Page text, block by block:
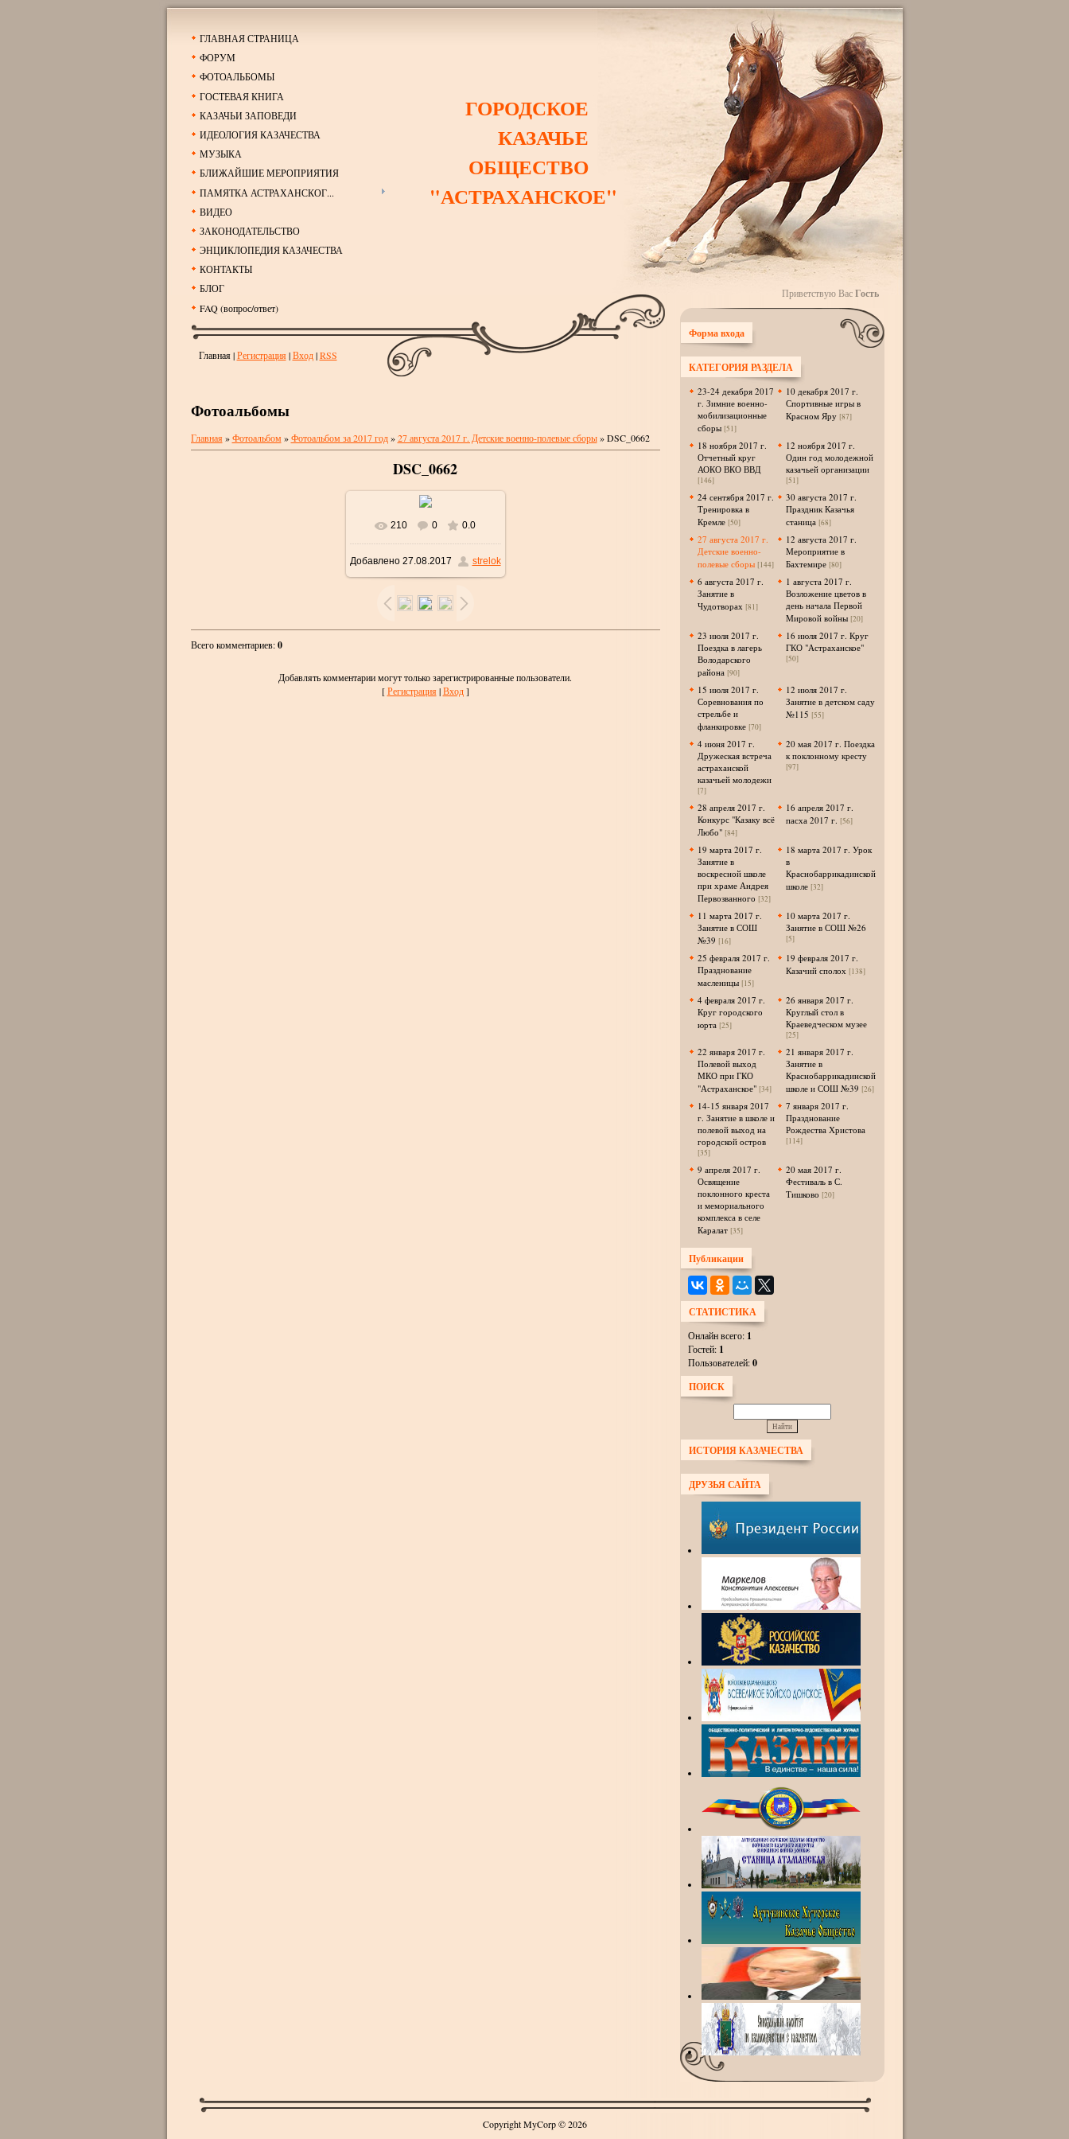
ГЛАВНАЯ СТРАНИЦА
ФОРУМ
ФОТОАЛЬБОМЫ
ГОСТЕВАЯ КНИГА
КАЗАЧЬИ ЗАПОВЕДИ
ИДЕОЛОГИЯ КАЗАЧЕСТВА
МУЗЫКА
БЛИЖАЙШИЕ МЕРОПРИЯТИЯ
ПАМЯТКА АСТРАХАНСКОГ...
ВИДЕО
ЗАКОНОДАТЕЛЬСТВО
ЭНЦИКЛОПЕДИЯ КАЗАЧЕСТВА
КОНТАКТЫ
БЛОГ
FAQ (вопрос/ответ)
ГОРОДСКОЕ
КАЗАЧЬЕ
ОБЩЕСТВО
"АСТРАХАНСКОЕ"
Главная|Регистрация |Вход|RSS
Фотоальбомы
Главная »Фотоальбом»Фотоальбом за 2017 год»27 августа 2017 г. Детские военно-полевые сборы» DSC_0662
DSC_0662
В реальном размере
1024x685/ 504.8Kb
210 0 0.0
Добавлено27.08.2017 strelok
Всего комментариев:0
Добавлять комментарии могут только зарегистрированные пользователи.
[Регистрация |Вход]
Приветствую Вас Гость
Форма входа
КАТЕГОРИЯ РАЗДЕЛА
23-24 декабря 2017
г. Зимние военно-
мобилизационные
сборы [51]
10 декабря 2017 г.
Спортивные игры в
Красном Яру [87]
18 ноября 2017 г.
Отчетный круг
АОКО ВКО ВВД
[146]
12 ноября 2017 г.
Один год молодежной
казачьей организации
[51]
24 сентября 2017 г.
Тренировка в
Кремле [50]
30 августа 2017 г.
Праздник Казачья
станица [68]
27 августа 2017 г.
Детские военно-
полевые сборы [144]
12 августа 2017 г.
Мероприятие в
Бахтемире [80]
6 августа 2017 г.
Занятие в
Чудотворах [81]
1 августа 2017 г.
Возложение цветов в
день начала Первой
Мировой войны [20]
23 июля 2017 г.
Поездка в лагерь
Володарского
района [90]
16 июля 2017 г. Круг
ГКО "Астраханское"
[50]
15 июля 2017 г.
Соревнования по
стрельбе и
фланкировке [70]
12 июля 2017 г.
Занятие в детском саду
№115 [55]
4 июня 2017 г.
Дружеская встреча
астраханской
казачьей молодежи
[7]
20 мая 2017 г. Поездка
к поклонному кресту
[97]
28 апреля 2017 г.
Конкурс "Казаку всё
Любо" [84]
16 апреля 2017 г.
пасха 2017 г. [56]
19 марта 2017 г.
Занятие в
воскресной школе
при храме Андрея
Первозванного [32]
18 марта 2017 г. Урок
в
Краснобаррикадинской
школе [32]
11 марта 2017 г.
Занятие в СОШ
№39 [16]
10 марта 2017 г.
Занятие в СОШ №26
[5]
25 февраля 2017 г.
Празднование
масленицы [15]
19 февраля 2017 г.
Казачий сполох [138]
4 февраля 2017 г.
Круг городского
юрта [25]
26 января 2017 г.
Круглый стол в
Краеведческом музее
[25]
22 января 2017 г.
Полевой выход
МКО при ГКО
"Астраханское" [34]
21 января 2017 г.
Занятие в
Краснобаррикадинской
школе и СОШ №39 [26]
14-15 января 2017
г. Занятие в школе и
полевой выход на
городской остров
[35]
7 января 2017 г.
Празднование
Рождества Христова
[114]
9 апреля 2017 г.
Освящение
поклонного креста
и мемориального
комплекса в селе
Каралат [35]
20 мая 2017 г.
Фестиваль в С.
Тишково [20]
Публикации
СТАТИСТИКА
Онлайн всего: 1
Гостей: 1
Пользователей:0
ПОИСК
ИСТОРИЯ КАЗАЧЕСТВА
ДРУЗЬЯ САЙТА
Copyright MyCorp © 2026